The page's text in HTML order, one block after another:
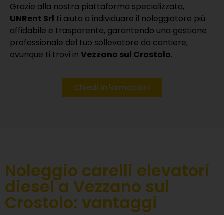
Grazie alla nostra piattaforma specializzata,
UNRent Srl ti aiuta a individuare il noleggiatore più
affidabile e trasparente, garantendo una gestione
professionale del tuo sollevatore da cantiere,
ovunque ti trovi in Vezzano sul Crostolo.
Chiedi informazioni
Noleggio carelli elevatori
diesel a Vezzano sul
Crostolo: vantaggi